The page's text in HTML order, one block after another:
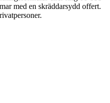
med en skräddarsydd offert.